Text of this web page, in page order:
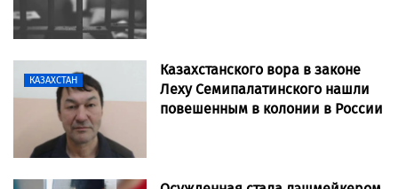
КАЗАХСТАН
Казахстанского вора в законе
Леху Семипалатинского нашли
повешенным в колонии в России